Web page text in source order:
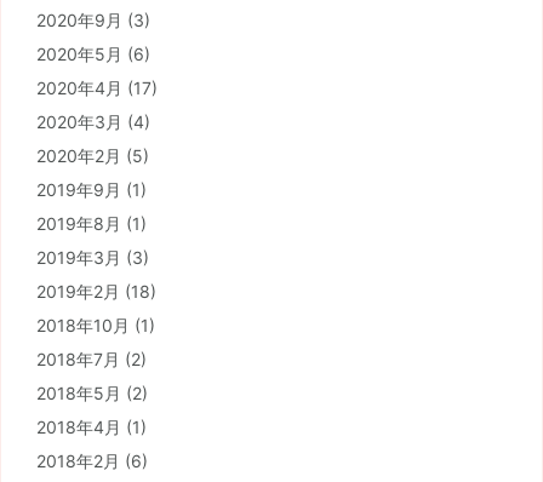
2020年9月 (3)
2020年5月 (6)
2020年4月 (17)
2020年3月 (4)
2020年2月 (5)
2019年9月 (1)
2019年8月 (1)
2019年3月 (3)
2019年2月 (18)
2018年10月 (1)
2018年7月 (2)
2018年5月 (2)
2018年4月 (1)
2018年2月 (6)